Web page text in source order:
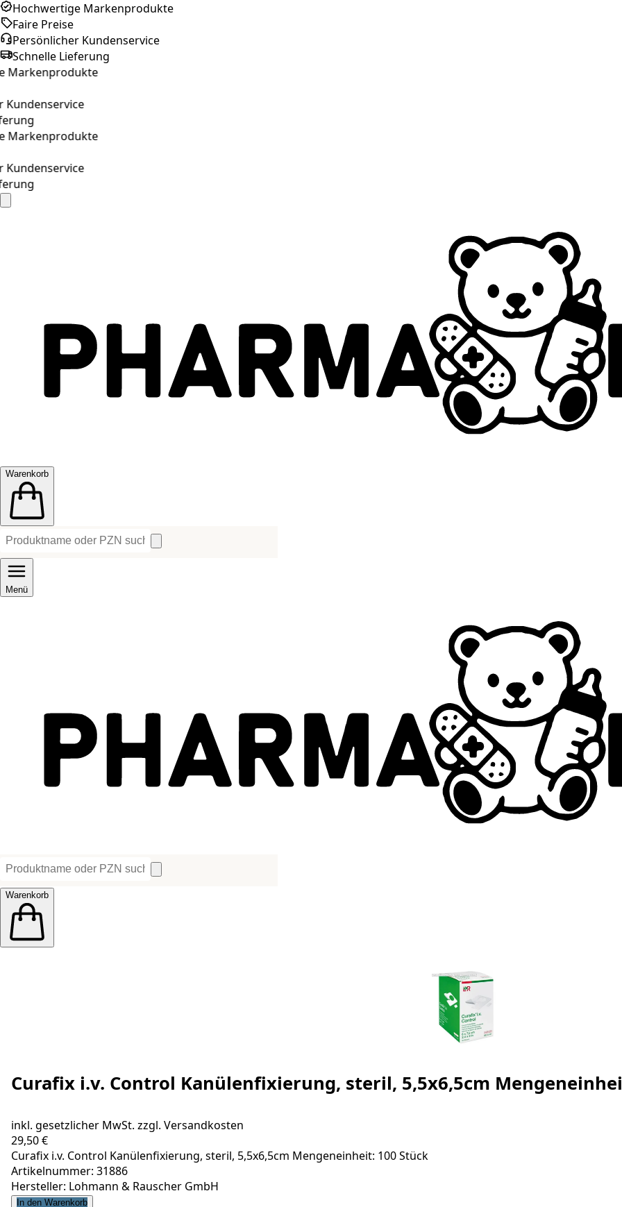
Hochwertige Markenprodukte
Faire Preise
Persönlicher Kundenservice
Schnelle Lieferung
Warenkorb
Menü
Warenkorb
Curafix i.v. Control Kanülenfixierung, steril, 5,5x6,5cm
inkl. gesetzlicher MwSt. zzgl. Versandkosten
29,50 €
Curafix i.v. Control Kanülenfixierung, steril, 5,5x6,5cm Mengeneinheit: 100 Stück
Artikelnummer: 31886
Hersteller: Lohmann & Rauscher GmbH
In den Warenkorb